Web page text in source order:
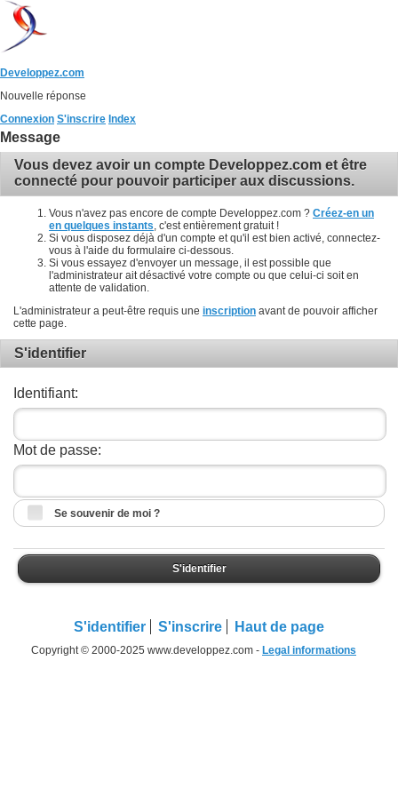
Developpez.com
Nouvelle réponse
Connexion S'inscrire Index
Message
Vous devez avoir un compte Developpez.com et être
connecté pour pouvoir participer aux discussions.
Vous n'avez pas encore de compte Developpez.com ? Créez-en un
en quelques instants , c'est entièrement gratuit !
Si vous disposez déjà d'un compte et qu'il est bien activé, connectez-
vous à l'aide du formulaire ci-dessous.
Si vous essayez d'envoyer un message, il est possible que
l'administrateur ait désactivé votre compte ou que celui-ci soit en
attente de validation.
L'administrateur a peut-être requis une inscription avant de pouvoir afficher
cette page.
S'identifier
Identifiant:
Mot de passe:
Se souvenir de moi ?
S'identifier
S'identifier S'inscrire Haut de page
Copyright © 2000-2025 www.developpez.com - Legal informations